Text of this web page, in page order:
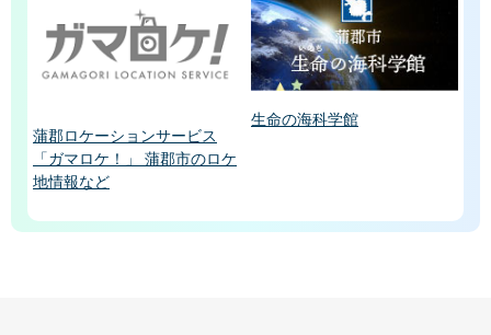
蒲郡ロケーションサービス
「ガマロケ！」 蒲郡市のロケ
地情報など
生命の海科学館